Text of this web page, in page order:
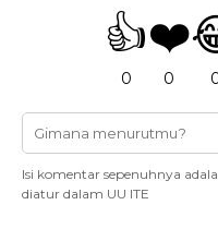
👍
0
❤️
0
Isi komentar sepenuhnya
diatur dalam UU ITE